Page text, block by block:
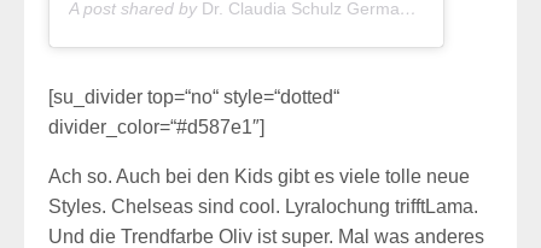
A post shared by Dr. Claudia Schulz Germany
[su_divider top=“no“ style=“dotted“
divider_color=“#d587e1″]
Ach so. Auch bei den Kids gibt es viele tolle neue
Styles. Chelseas sind cool. Lyralochung trifftLama.
Und die Trendfarbe Oliv ist super. Mal was anderes